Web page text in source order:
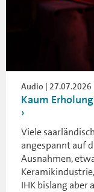
Audio | 27.07.2026
Kaum
Viele
angespannt auf
Ausnahmen,
IHK bislang aber